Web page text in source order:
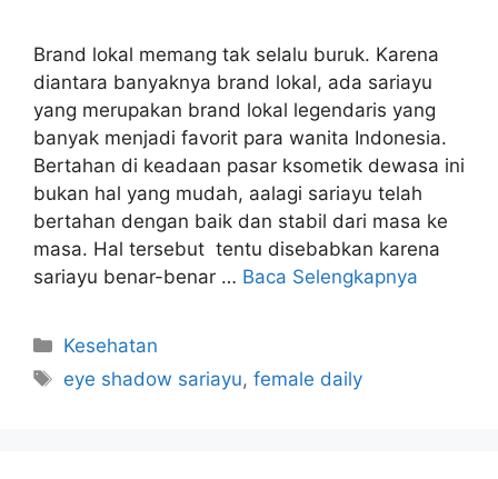
Brand lokal memang tak selalu buruk. Karena
diantara banyaknya brand lokal, ada sariayu
yang merupakan brand lokal legendaris yang
banyak menjadi favorit para wanita Indonesia.
Bertahan di keadaan pasar ksometik dewasa ini
bukan hal yang mudah, aalagi sariayu telah
bertahan dengan baik dan stabil dari masa ke
masa. Hal tersebut tentu disebabkan karena
sariayu benar-benar … Baca Selengkapnya
Kategori
Kesehatan
Tag
eye shadow sariayu,female daily